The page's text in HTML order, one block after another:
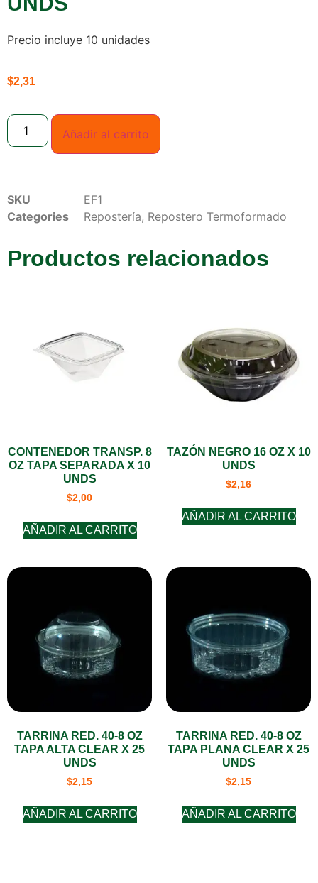
Precio incluye 10 unidades
$2,31
Añadir al carrito
SKU
EF1
Categories
Repostería, Repostero Termoformado
Productos relacionados
CONTENEDOR TRANSP. 8
OZ TAPA SEPARADA X 10
UNDS
$2,00
AÑADIR AL CARRITO
TAZÓN NEGRO 16 OZ X 10
UNDS
$2,16
AÑADIR AL CARRITO
TARRINA RED. 40-8 OZ
TAPA ALTA CLEAR X 25
UNDS
$2,15
AÑADIR AL CARRITO
TARRINA RED. 40-8 OZ
TAPA PLANA CLEAR X 25
UNDS
$2,15
AÑADIR AL CARRITO